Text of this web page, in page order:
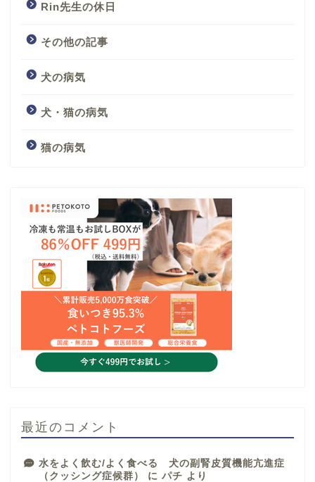
Rin先生の休日
その他の記事
犬の病気
犬・猫の病気
猫の病気
最近のコメント
水をよく飲む/よく食べる 犬の副腎皮質機能亢進症
（クッシング症候群）
に パチ より